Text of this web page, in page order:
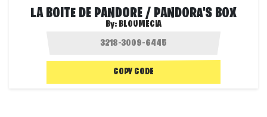
LA BOITE DE PANDORE / PANDORA'S BOX
By: BLOUMECIA
COPY CODE